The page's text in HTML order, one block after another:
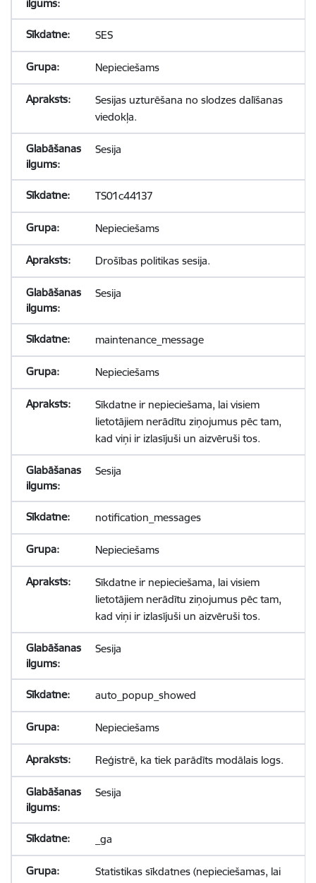
SES
Nepieciešams
Sesijas uzturēšana no slodzes dalīšanas
viedokļa.
Sesija
TS01c44137
Nepieciešams
Drošības politikas sesija.
Sesija
maintenance_message
Nepieciešams
Sīkdatne ir nepieciešama, lai visiem
lietotājiem nerādītu ziņojumus pēc tam,
kad viņi ir izlasījuši un aizvēruši tos.
Sesija
notification_messages
Nepieciešams
Sīkdatne ir nepieciešama, lai visiem
lietotājiem nerādītu ziņojumus pēc tam,
kad viņi ir izlasījuši un aizvēruši tos.
Sesija
auto_popup_showed
Nepieciešams
Reģistrē, ka tiek parādīts modālais logs.
Sesija
_ga
Statistikas sīkdatnes (nepieciešamas, lai